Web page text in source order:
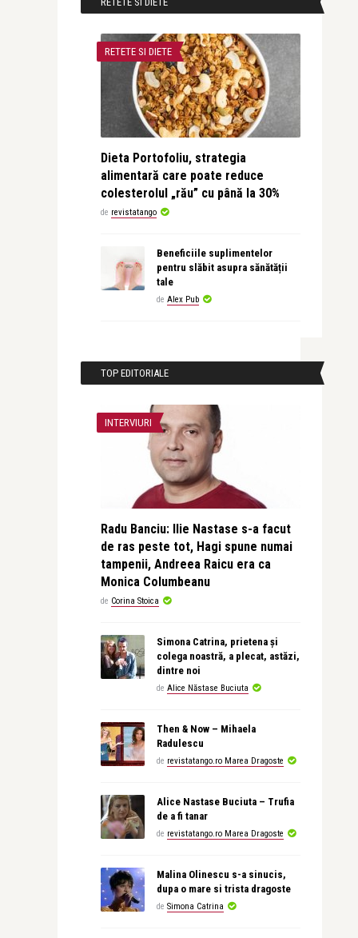
RETETE SI DIETE
Dieta Portofoliu, strategia
alimentară care poate reduce
colesterolul „rău” cu până la 30%
de revistatango
Beneficiile suplimentelor
pentru slăbit asupra sănătății
tale
de Alex Pub
TOP EDITORIALE
INTERVIURI
Radu Banciu: Ilie Nastase s-a facut
de ras peste tot, Hagi spune numai
tampenii, Andreea Raicu era ca
Monica Columbeanu
de Corina Stoica
Simona Catrina, prietena și
colega noastră, a plecat, astăzi,
dintre noi
de Alice Năstase Buciuta
Then & Now – Mihaela
Radulescu
de revistatango.ro Marea Dragoste
Alice Nastase Buciuta – Trufia
de a fi tanar
de revistatango.ro Marea Dragoste
Malina Olinescu s-a sinucis,
dupa o mare si trista dragoste
de Simona Catrina